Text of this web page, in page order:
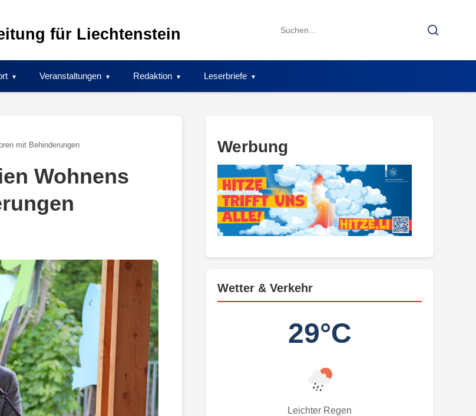
für Liechtenstein
Search
Search
Veranstaltungen Redaktion Leserbriefe
mit Behinderungen
Wohnens
Werbung
Wetter & Verkehr
29°C
Leichter Regen